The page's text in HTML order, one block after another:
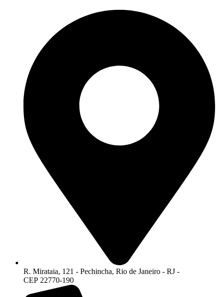
R. Mirataia, 121 - Pechincha, Rio de Janeiro - RJ -
CEP 22770-190